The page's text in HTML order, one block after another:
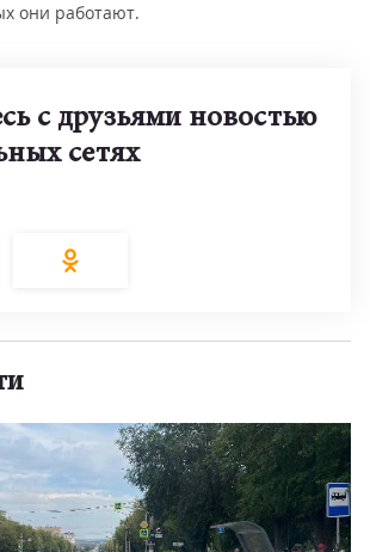
они работают.
с друзьями новостью
сетях